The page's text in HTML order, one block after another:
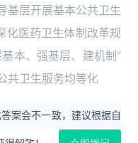
基层开展基本公共卫生
化医药卫生体制改革规
本、强基层、建机制”
共卫生服务均等化
案会不一致，建议根据自